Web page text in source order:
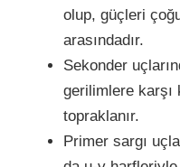
olup, güçleri
arasındadır.
Sekonder
gerilimlere karşı
topraklanır.
Primer sargı